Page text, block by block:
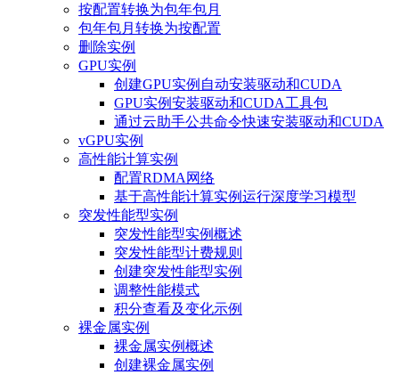
按配置转换为包年包月
包年包月转换为按配置
删除实例
GPU实例
创建GPU实例自动安装驱动和CUDA
GPU实例安装驱动和CUDA工具包
通过云助手公共命令快速安装驱动和CUDA
vGPU实例
高性能计算实例
配置RDMA网络
基于高性能计算实例运行深度学习模型
突发性能型实例
突发性能型实例概述
突发性能型计费规则
创建突发性能型实例
调整性能模式
积分查看及变化示例
裸金属实例
裸金属实例概述
创建裸金属实例